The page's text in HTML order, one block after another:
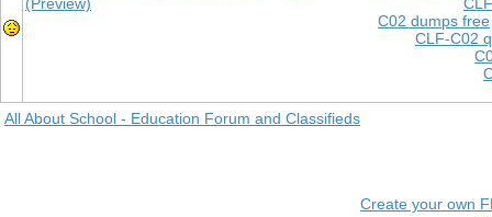
C02 dumps free
CLF-C02
All About School - Education Forum and Classifieds
Create your own